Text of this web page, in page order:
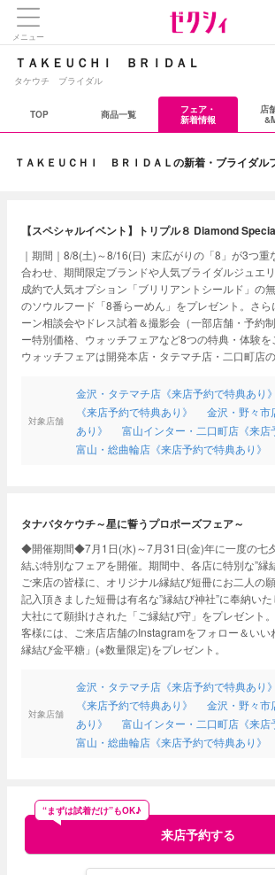
メニュー
ＴＡＫＥＵＣＨＩ ＢＲＩＤＡＬ
タケウチ ブライダル
TOP 商品一覧
フェア・
新着情報
店
ＴＡＫＥＵＣＨＩ ＢＲＩＤＡＬの新着・ブライダル
【スペシャルイベント】トリプル８ Diamond
｜期間｜8/8(土)～8/16(日) 末広がりの「8」が3つ重
合わせ、期間限定ブランドや人気ブライダルジュエ
成約で人気オプション「ブリリアントシールド」の
のソウルフード「8番らーめん」をプレゼント。さ
ーン相談会やドレス試着＆撮影会（一部店舗・予約
ー特別価格、ウォッチフェアなど8つの特典・体験
ウォッチフェアは開発本店・タテマチ店・二口町店
対象店舗
金沢・タテマチ店《来店予約で特典あり》
《来店予約で特典あり》
金沢・野々市
あり》
富山インター・二口町店《来店
富山・総曲輪店《来店予約で特典あり》
タナバタケウチ～星に誓うプロポーズフェア～
◆開催期間◆7月1日(水)～7月31日(金)年に一度の七
結ぶ特別なフェアを開催。期間中、各店に特別な”縁
ご来店の皆様に、オリジナル縁結び短冊にお二人の
記入頂きました短冊は有名な”縁結び神社”に奉納い
大社にて願掛けされた「ご縁結び守」をプレゼント
客様には、ご来店店舗のInstagramをフォロー＆いい
縁結び金平糖」(※数量限定)をプレゼント。
対象店舗
金沢・タテマチ店《来店予約で特典あり》
《来店予約で特典あり》
金沢・野々市
あり》
富山インター・二口町店《来店
富山・総曲輪店《来店予約で特典あり》
来店予約する
“まずは試着だけ”もOK♪